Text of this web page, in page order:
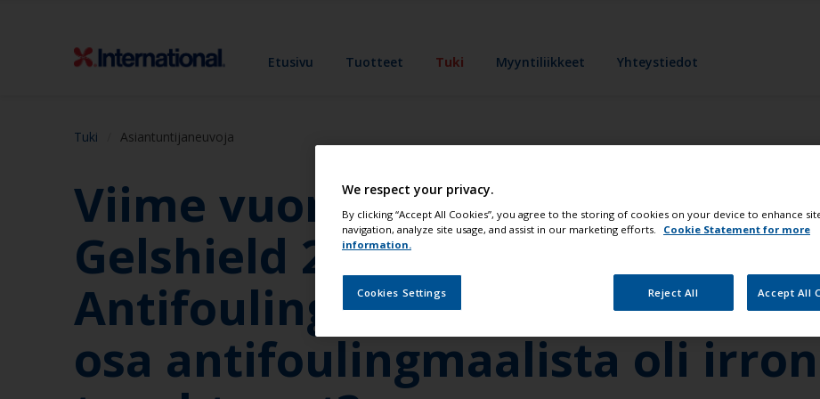
Etusivu Tuotteet Tuki Myyntiliikkeet Yhteystiedot
Tuki Asiantuntijaneuvoja
Viime vuonna maalasin
Gelshield 200 ja sen päälle
Antifoulingmaalin. Kun nostin
osa antifoulingmaalista oli
We respect your privacy.
By clicking “Accept All Cookies”, you agree to the storing of cookies on your device to enhance
navigation, analyze site usage, and assist in our marketing efforts.
Cookie Statement for more
information.
Cookies Settings Reject All Accept All